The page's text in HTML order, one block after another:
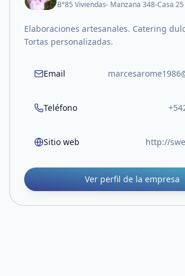
B°85 Viviendas- Manzana 348-Casa 25
Elaboraciones artesanales. Catering
Tortas personalizadas.
Email
Teléfono
Sitio web http://
Ver perfil de la empresa